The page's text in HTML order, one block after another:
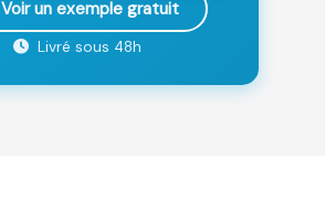
Voir un exemple gratuit
Livré sous 48h